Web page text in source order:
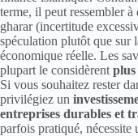
terme, il peut ressembler
gharar (incertitude
spéculation plutôt que sur
économique réelle. Les
plupart le considèrent
Si vous souhaitez rester
privilégiez un
entreprises durables et
parfois pratiqué,